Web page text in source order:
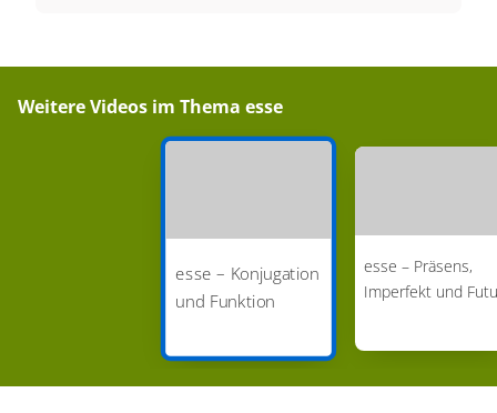
Kopula. "Laeti sunt" ist das Prädikat. Denn "esse"
gilt wie das deutsche Wort "sein" als Hilfsverb
Rosa pulchra est. - Die Rose ist schön.
Servi probi sunt. - Die Sklaven sind tüchtig.
"Rosa", "Servi" und "Periculum" sind die
Weitere Videos im Thema esse
esse – Konjugation
und Funktion
esse – Präsens,
Imperfekt und